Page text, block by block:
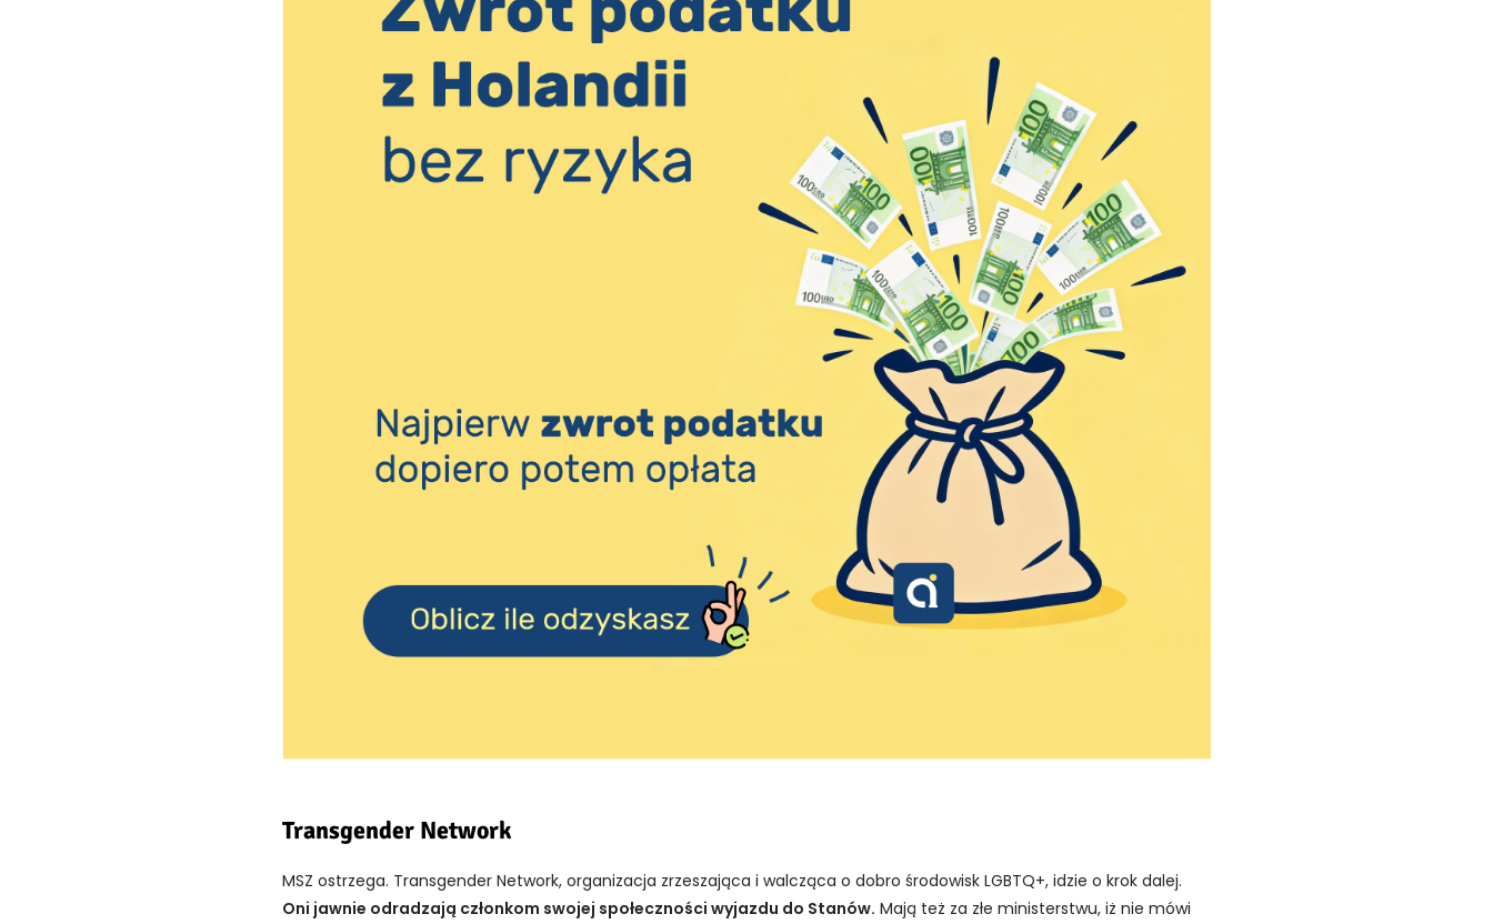
Transgender Network
MSZ ostrzega. Transgender Network, organizacja zrzeszająca i walcząca o dobro środowisk LGBTQ+, idzie o krok dalej.
Oni jawnie odradzają członkom swojej społeczności wyjazdu do Stanów. Mają też za złe ministerstwu, iż nie mówi